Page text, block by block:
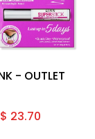
- OUTLET
$ 23.70